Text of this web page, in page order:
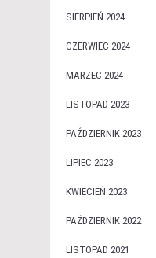
SIERPIEŃ 2024
CZERWIEC 2024
MARZEC 2024
LISTOPAD 2023
PAŹDZIERNIK 2023
LIPIEC 2023
KWIECIEŃ 2023
PAŹDZIERNIK 2022
LISTOPAD 2021